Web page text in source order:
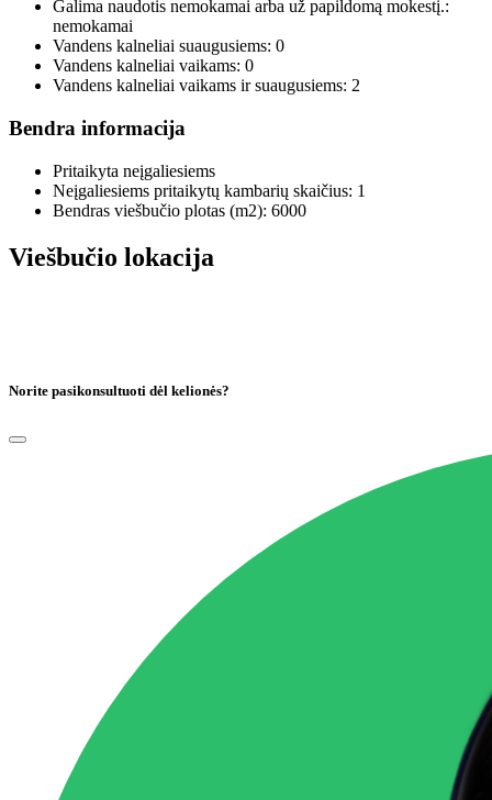
Galima naudotis nemokamai arba už papildomą mokestį.:
nemokamai
Vandens kalneliai suaugusiems: 0
Vandens kalneliai vaikams: 0
Vandens kalneliai vaikams ir suaugusiems: 2
Bendra informacija
Pritaikyta neįgaliesiems
Neįgaliesiems pritaikytų kambarių skaičius: 1
Bendras viešbučio plotas (m2): 6000
Viešbučio lokacija
Norite pasikonsultuoti dėl kelionės?